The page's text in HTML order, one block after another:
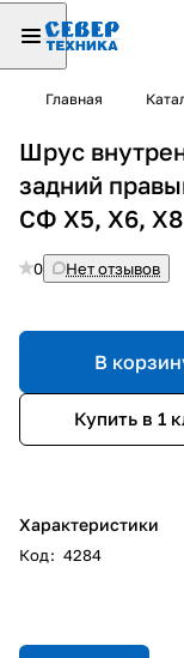
Главная
Шрус
задний
СФ X5, X6, X8
0 Нет отзывов
В
Купить в 1
Характеристики
Код: 4284